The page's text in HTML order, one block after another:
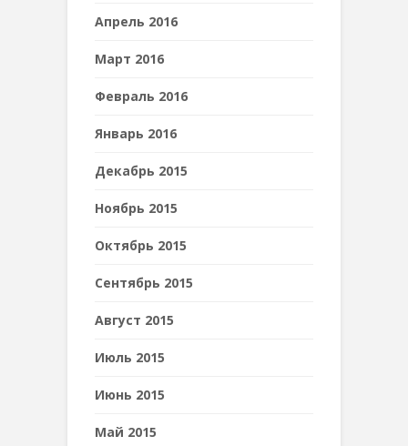
Апрель 2016
Март 2016
Февраль 2016
Январь 2016
Декабрь 2015
Ноябрь 2015
Октябрь 2015
Сентябрь 2015
Август 2015
Июль 2015
Июнь 2015
Май 2015